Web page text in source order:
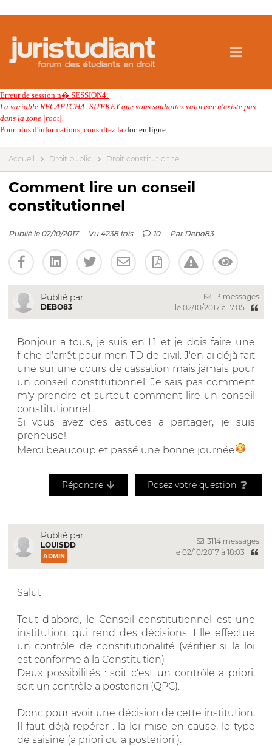
Erreur de session n� SESSION4:
La variable RECAPTCHA_SITEKEY que vous souhaitez valoriser n'existe pas
dans la zone |root|.
Pour plus d'informations, consultez la doc en ligne
Accueil Droit public Droit constitutionnel
Comment lire un conseil
constitutionnel
Publié le 02/10/2017 Vu 4238 fois 10 Par Debo83
Publié par
DEBO83
13 messages
le 02/10/2017 à 17:05
Bonjour a tous, je suis en L1 et je dois faire une
fiche d'arrêt pour mon TD de civil. J'en ai déjà fait
une sur une cours de cassation mais jamais pour
un conseil constitutionnel. Je sais pas comment
m'y prendre et surtout comment lire un conseil
constitutionnel..
Si vous avez des astuces a partager, je suis
preneuse!
Merci beaucoup et passé une bonne journée
Répondre Posez votre question
Publié par
LOUISDD
ADMIN
3114 messages
le 02/10/2017 à 18:03
Salut
Tout d'abord, le Conseil constitutionnel est une
institution, qui rend des décisions. Elle effectue
un contrôle de constitutionalité (vérifier si la loi
est conforme à la Constitution)
Deux possibilités : soit c'est un contrôle a priori,
soit un contrôle a posteriori (QPC).
Donc pour avoir une décision de cette institution,
Il faut déjà repérer : la loi mise en cause, le type
de saisine (a priori ou a posteriori ).